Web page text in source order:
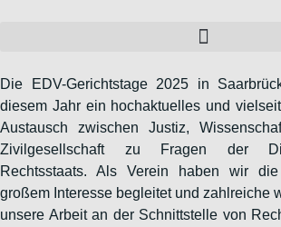
Die EDV-Gerichtstage 2025 in
diesem Jahr ein hochaktuelles und
Austausch zwischen Justiz,
Zivilgesellschaft zu Fragen der
Rechtsstaats. Als Verein haben wir
großem Interesse begleitet und zahlreiche
unsere Arbeit an der Schnittstelle von